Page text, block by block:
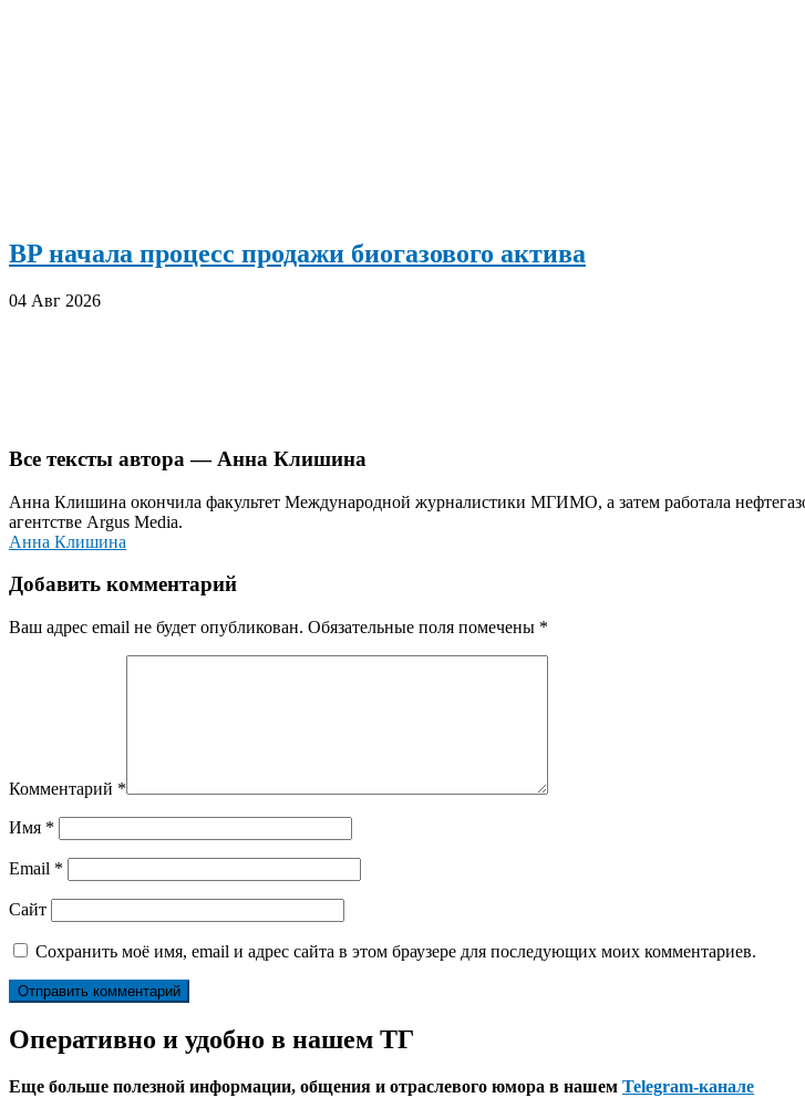
BP начала процесс продажи биогазового актива
04 Авг 2026
Все тексты автора — Анна Клишина
Анна Клишина окончила факультет Международной журналистики МГИМО, а затем работала
агентстве Argus Media.
Анна Клишина
Добавить комментарий
Ваш адрес email не будет опубликован. Обязательные поля помечены *
Комментарий *
Имя *
Email *
Сайт
Сохранить моё имя, email и адрес сайта в этом браузере для последующих моих комментариев.
Оперативно и удобно в нашем ТГ
Еще больше полезной информации, общения и отраслевого юмора в нашем Telegram-канале